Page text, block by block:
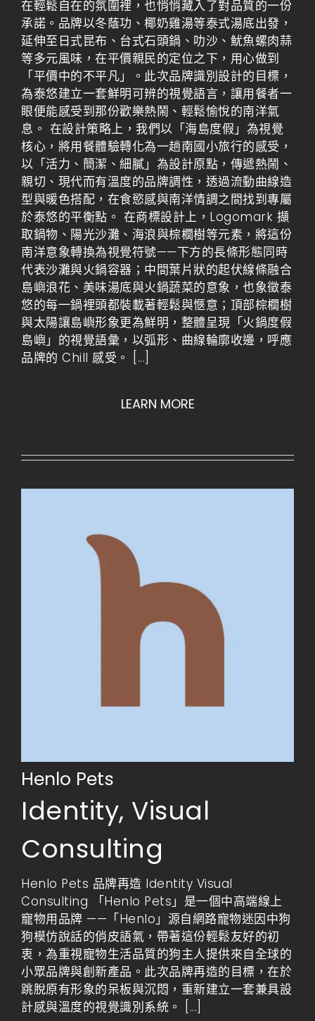
在輕鬆自在的氛圍裡，也悄悄藏入了對品質的一份
承諾。品牌以冬蔭功、椰奶雞湯等泰式湯底出發，
延伸至日式昆布、台式石頭鍋、叻沙、魷魚螺肉蒜
等多元風味，在平價親民的定位之下，用心做到
「平價中的不平凡」。此次品牌識別設計的目標，
為泰悠建立一套鮮明可辨的視覺語言，讓用餐者一
眼便能感受到那份歡樂熱鬧、輕鬆愉悅的南洋氣
息。 在設計策略上，我們以「海島度假」為視覺
核心，將用餐體驗轉化為一趟南國小旅行的感受，
以「活力、簡潔、細膩」為設計原點，傳遞熱鬧、
親切、現代而有溫度的品牌調性，透過流動曲線造
型與暖色搭配，在食慾感與南洋情調之間找到專屬
於泰悠的平衡點。 在商標設計上，Logomark 擷
取鍋物、陽光沙灘、海浪與棕櫚樹等元素，將這份
南洋意象轉換為視覺符號——下方的長條形態同時
代表沙灘與火鍋容器；中間葉片狀的起伏線條融合
島嶼浪花、美味湯底與火鍋蔬菜的意象，也象徵泰
悠的每一鍋裡頭都裝載著輕鬆與愜意；頂部棕櫚樹
與太陽讓島嶼形象更為鮮明，整體呈現「火鍋度假
島嶼」的視覺語彙，以弧形、曲線輪廓收邊，呼應
品牌的 Chill 感受。
[...]
LEARN MORE
Henlo Pets
Identity, Visual
Consulting
Henlo Pets 品牌再造 Identity Visual
Consulting 「Henlo Pets」是一個中高端線上
寵物用品牌 ——「Henlo」源自網路寵物迷因中狗
狗模仿說話的俏皮語氣，帶著這份輕鬆友好的初
衷，為重視寵物生活品質的狗主人提供來自全球的
小眾品牌與創新產品。此次品牌再造的目標，在於
跳脫原有形象的呆板與沉悶，重新建立一套兼具設
計感與溫度的視覺識別系統。
[...]